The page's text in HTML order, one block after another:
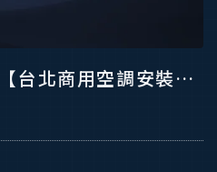
台北商用空調安裝】